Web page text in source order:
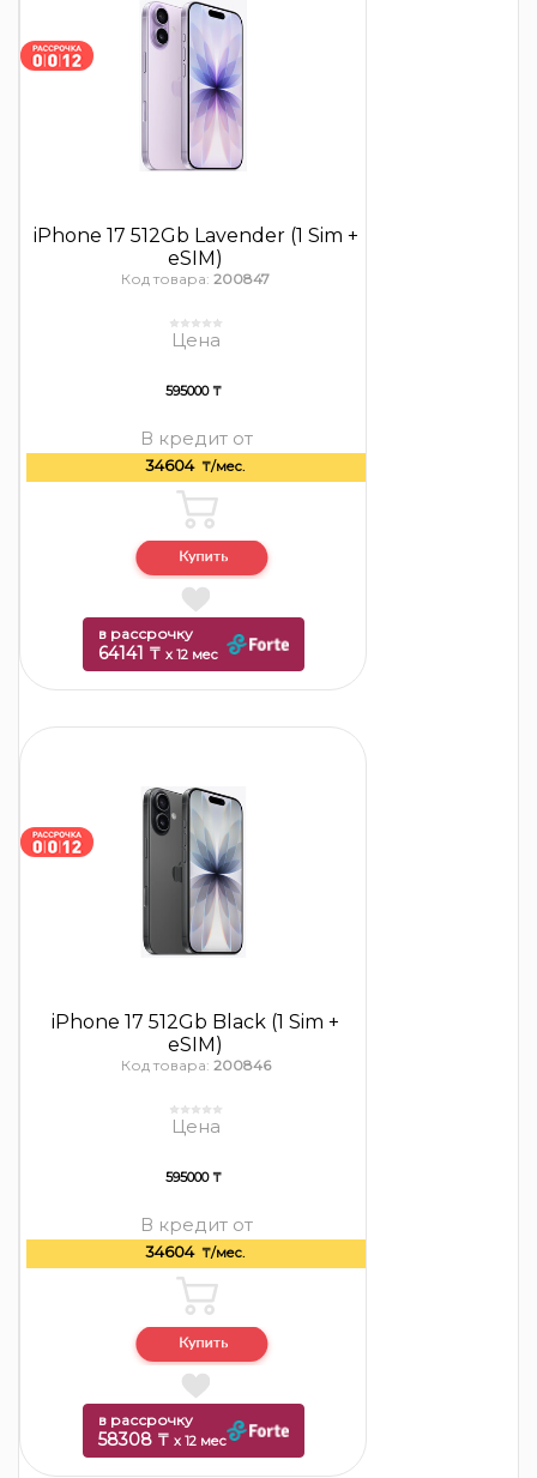
iPhone 17 512Gb Lavender (1 Sim +
eSIM)
Код товара: 200847
Цена
595000 ₸
В кредит от
34604 ₸/мес.
в рассрочку
64141 ₸ x 12 мес
iPhone 17 512Gb Black (1 Sim +
eSIM)
Код товара: 200846
Цена
595000 ₸
В кредит от
34604 ₸/мес.
в рассрочку
58308 ₸ x 12 мес